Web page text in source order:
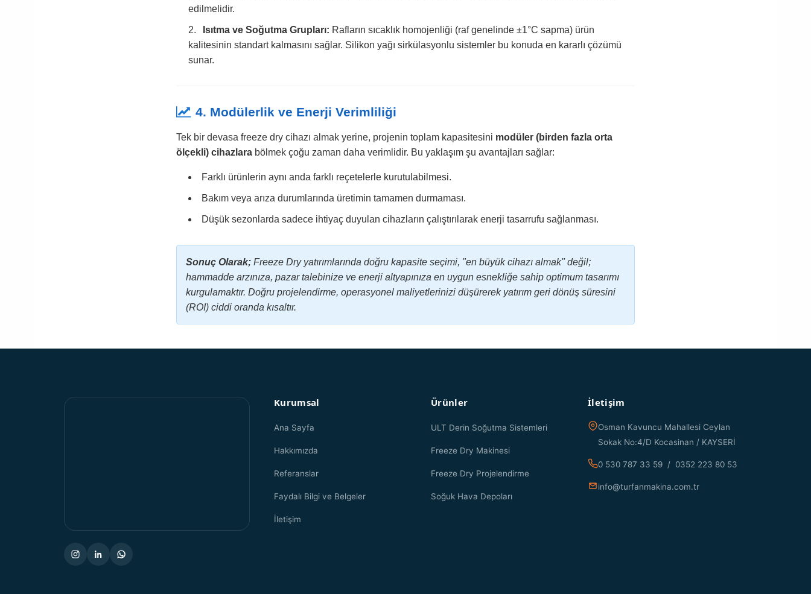
edilmelidir.
Isıtma ve Soğutma Grupları: Rafların sıcaklık homojenliği (raf genelinde ±1°C sapma) ürün
kalitesinin standart kalmasını sağlar. Silikon yağı sirkülasyonlu sistemler bu konuda en kararlı çözümü
sunar.
4. Modülerlik ve Enerji Verimliliği
Tek bir devasa freeze dry cihazı almak yerine, projenin toplam kapasitesini modüler (birden fazla orta
ölçekli) cihazlara bölmek çoğu zaman daha verimlidir. Bu yaklaşım şu avantajları sağlar:
Farklı ürünlerin aynı anda farklı reçetelerle kurutulabilmesi.
Bakım veya arıza durumlarında üretimin tamamen durmaması.
Düşük sezonlarda sadece ihtiyaç duyulan cihazların çalıştırılarak enerji tasarrufu sağlanması.
Sonuç Olarak; Freeze Dry yatırımlarında doğru kapasite seçimi, "en büyük cihazı almak" değil;
hammadde arzınıza, pazar talebinize ve enerji altyapınıza en uygun esnekliğe sahip optimum tasarımı
kurgulamaktır. Doğru projelendirme, operasyonel maliyetlerinizi düşürerek yatırım geri dönüş süresini
(ROI) ciddi oranda kısaltır.
Kurumsal
Ana Sayfa
Hakkımızda
Referanslar
Faydalı Bilgi ve Belgeler
İletişim
Ürünler
ULT Derin Soğutma Sistemleri
Freeze Dry Makinesi
Freeze Dry Projelendirme
Soğuk Hava Depoları
İletişim
Osman Kavuncu Mahallesi Ceylan
Sokak No:4/D Kocasinan / KAYSERİ
0 530 787 33 59 / 0352 223 80 53
info@turfanmakina.com.tr